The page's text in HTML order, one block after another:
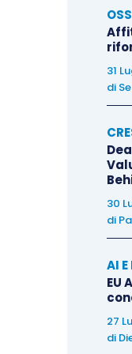
31
di
30
di
AI
EU
27
di